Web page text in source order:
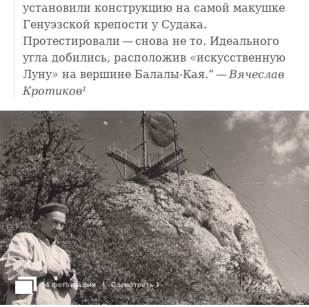
установили конструкцию на самой макушке
Генуэзской крепости у Судака.
Протестировали — снова не то. Идеального
угла добились, расположив «искусственную
Луну» на вершине Балалы-Кая.” — Вячеслав
Кротиков¹
4 фотографии Посмотреть ›